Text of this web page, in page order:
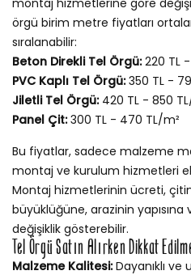
örgü birim metre fiyatları
sıralanabilir:
Beton Direkli Tel Örgü:220 TL
PVC Kaplı Tel Örgü:350 TL -
Jiletli Tel Örgü:420 TL - 850
Panel Çit:300 TL - 470 TL/m²
Bu fiyatlar, sadece malzeme
montaj ve kurulum hizmetleri
Montaj hizmetlerinin ücreti,
büyüklüğüne, arazinin
değişiklik gösterebilir.
Tel Örgü Satın Alırken Dikkat
Malzeme Kalitesi:Dayanıklı